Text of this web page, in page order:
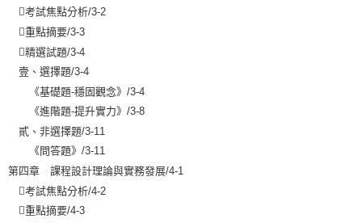
考試焦點分析/3-2
重點摘要/3-3
精選試題/3-4
壹、選擇題/3-4
《基礎題-穩固觀念》/3-4
《進階題-提升實力》/3-8
貳、非選擇題/3-11
《問答題》/3-11
第四章 課程設計理論與實務發展/4-1
考試焦點分析/4-2
重點摘要/4-3